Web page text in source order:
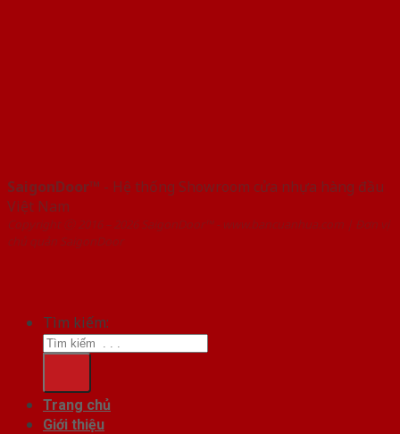
SaigonDoor™ - Hệ thống Showroom cửa nhựa hàng đầu
Việt Nam
Copyright ⓒ 2016 – 2026 SaigonDoor™ - www.bancuanhua.com | Đơn vị
chủ quản SaigonDoor
Tìm kiếm:
Trang chủ
Giới thiệu